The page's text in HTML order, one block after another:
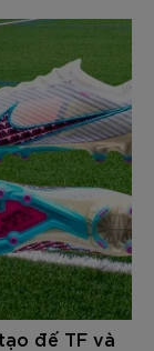
đế TF và